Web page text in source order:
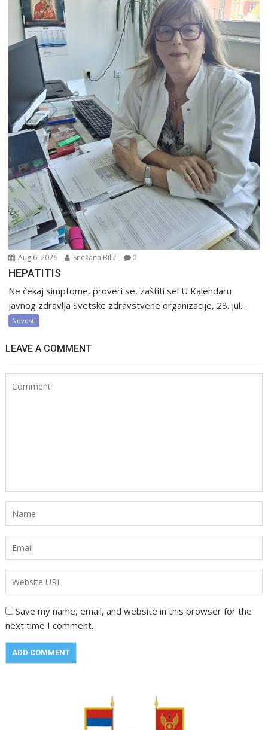
Aug 6, 2026 Snežana Bilić 0
HEPATITIS
Ne čekaj simptome, proveri se, zaštiti se! U Kalendaru
javnog zdravlja Svetske zdravstvene organizacije, 28. jul...
Novosti
LEAVE A COMMENT
Save my name, email, and website in this browser for the
next time I comment.